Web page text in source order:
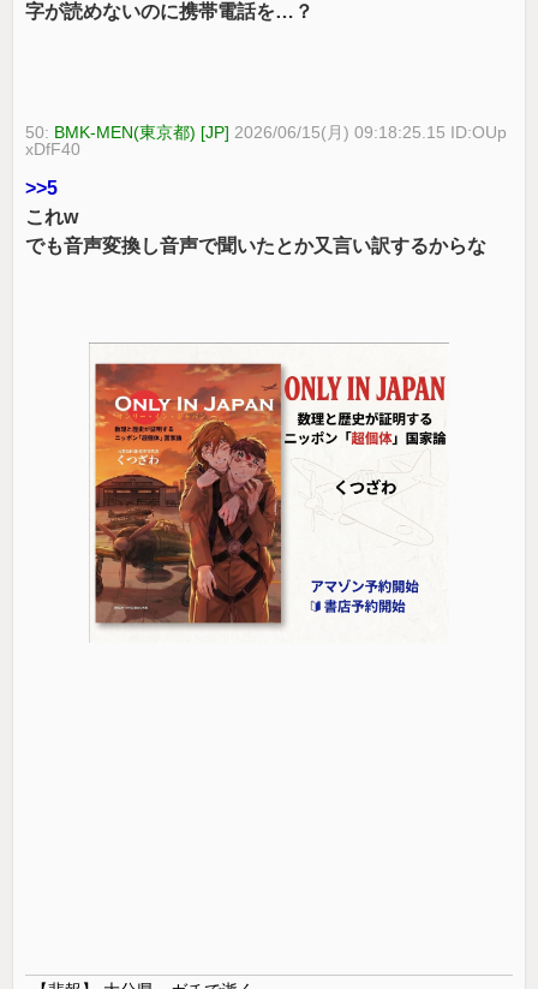
字が読めないのに携帯電話を…？
50: BMK-MEN(東京都) [JP] 2026/06/15(月) 09:18:25.15 ID:OUp
xDfF40
>>5
これw
でも音声変換し音声で聞いたとか又言い訳するからな